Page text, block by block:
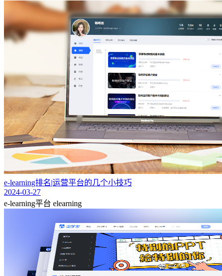
e-learning排名|运营平台的几个小技巧
2024-03-27
e-learning平台 elearning